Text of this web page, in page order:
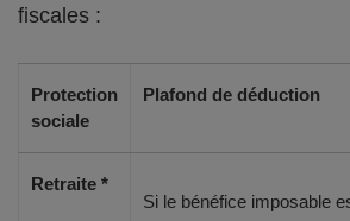
fiscales :
Protection
sociale
Plafond de déduction
Retraite *
Si le bénéfice imposable